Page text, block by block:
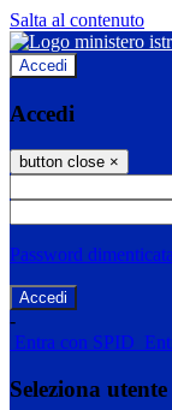
Salta al contenuto
Accedi
Accedi
button close ×
Password
-
Entra con SPID
Seleziona utente